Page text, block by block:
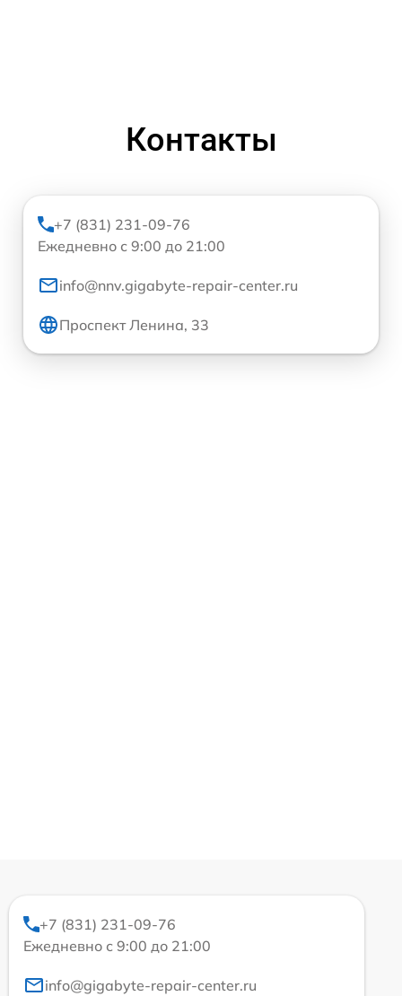
Контакты
+7 (831) 231-09-76
Ежедневно с 9:00 до 21:00
info@nnv.gigabyte-repair-center.ru
Проспект Ленина, 33
+7 (831) 231-09-76
Ежедневно с 9:00 до 21:00
info@gigabyte-repair-center.ru